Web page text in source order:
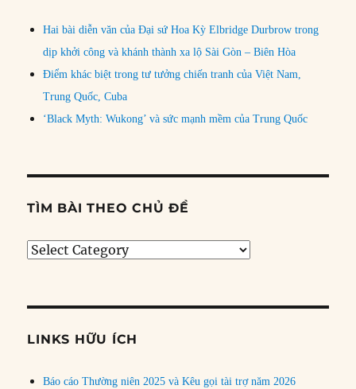
Hai bài diễn văn của Đại sứ Hoa Kỳ Elbridge Durbrow trong
dịp khởi công và khánh thành xa lộ Sài Gòn – Biên Hòa
Điểm khác biệt trong tư tưởng chiến tranh của Việt Nam,
Trung Quốc, Cuba
‘Black Myth: Wukong’ và sức mạnh mềm của Trung Quốc
TÌM BÀI THEO CHỦ ĐỀ
Tìm
đề
LINKS HỮU ÍCH
Báo cáo Thường niên 2025 và Kêu gọi tài trợ năm 2026